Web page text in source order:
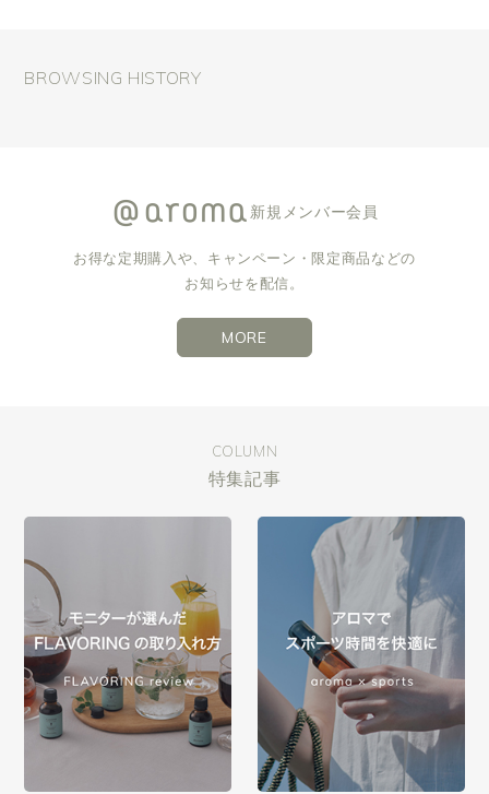
BROWSING HISTORY
新規メンバー会員
お得な定期購入や、キャンペーン・限定商品などの
お知らせを配信。
MORE
COLUMN
特集記事